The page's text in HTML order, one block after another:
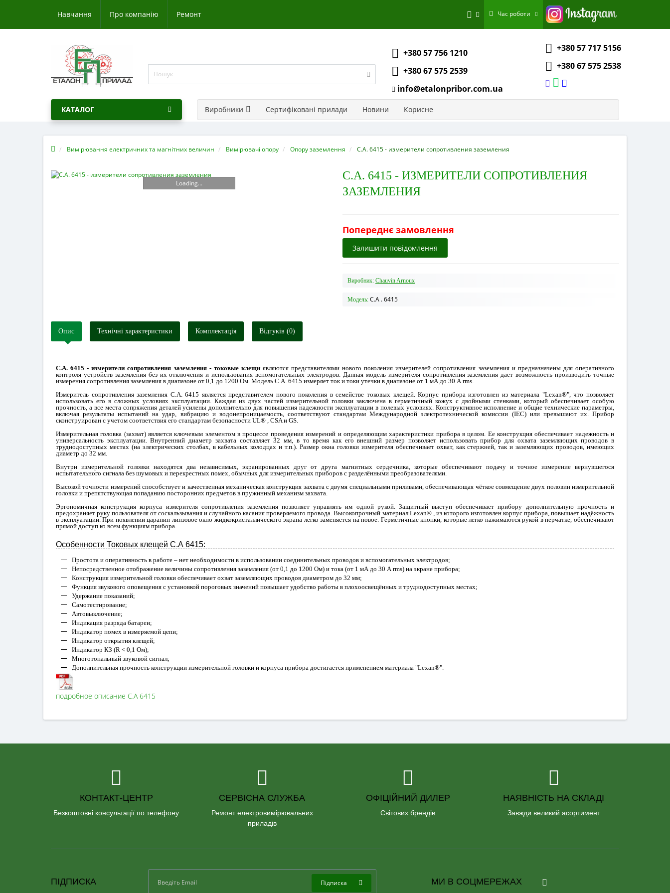
Навчання Про компанію Ремонт Час роботи
+380 57 756 1210
+380 67 575 2539
info@etalonpribor.com.ua
+380 57 717 5156
+380 67 575 2538
КАТАЛОГ Виробники Сертифіковані прилади Новини Корисне
Вимірювання електричних та магнітних величин Вимірювачі опору Опору заземлення С.А. 6415 - измерители сопротивления заземления
Loading...
С.А. 6415 - ИЗМЕРИТЕЛИ СОПРОТИВЛЕНИЯ
ЗАЗЕМЛЕНИЯ
Попереднє замовлення
Залишити повідомлення
Виробник: Chauvin Arnoux
Модель: C.A . 6415
Опис Технічні характеристики Комплектація Відгуків (0)
С.А. 6415 - измерители сопротивления заземления - токовые клещиявляются представителями нового поколения измерителей сопротивления заземления и предназначены для оперативного
контроля устройств заземления без их отключения и использования вспомогательных электродов. Данная модель измерителя сопротивления заземления дает возможность производить точные
измерения сопротивления заземления в диапазоне от 0,1 до 1200 Ом. Модель С.А. 6415 измеряет ток и токи утечки в диапазоне от 1 мА до 30 А rms.
Измеритель сопротивления заземления С.А. 6415 является представителем нового поколения в семействе токовых клещей. Корпус прибора изготовлен из материала "Lexan®", что позволяет
использовать его в сложных условиях эксплуатации. Каждая из двух частей измерительной головки заключена в герметичный кожух с двойными стенками, который обеспечивает особую
прочность, а все места сопряжения деталей усилены дополнительно для повышения надежности эксплуатации в полевых условиях. Конструктивное исполнение и общие технические параметры,
включая результаты испытаний на удар, вибрацию и водонепроницаемость, соответствуют стандартам Международной электротехнической комиссии (IEC) или превышают их. Прибор
сконструирован с учетом соответствия его стандартам безопасности UL® , CSA и GS.
Измерительная головка (захват) является ключевым элементом в процессе проведения измерений и определяющим характеристики прибора в целом. Ее конструкция обеспечивает надежность и
универсальность эксплуатации. Внутренний диаметр захвата составляет 32 мм, в то время как его внешний размер позволяет использовать прибор для охвата заземляющих проводов в
труднодоступных местах (на электрических столбах, в кабельных колодцах и т.п.). Размер окна головки измерителя обеспечивает охват, как стержней, так и заземляющих проводов, имеющих
диаметр до 32 мм.
Внутри измерительной головки находятся два независимых, экранированных друг от друга магнитных сердечника, которые обеспечивают подачу и точное измерение вернувшегося
испытательного сигнала без шумовых и перекрестных помех, обычных для измерительных приборов с разделёнными преобразователями.
Высокой точности измерений способствует и качественная механическая конструкция захвата с двумя специальными приливами, обеспечивающая чёткое совмещение двух половин измерительной
головки и препятствующая попаданию посторонних предметов в пружинный механизм захвата.
Эргономичная конструкция корпуса измерителя сопротивления заземления позволяет управлять им одной рукой. Защитный выступ обеспечивает прибору дополнительную прочность и
предохраняет руку пользователя от соскальзывания и случайного касания проверяемого провода. Высокопрочный материал Lexan® , из которого изготовлен корпус прибора, повышает надёжность
в эксплуатации. При появлении царапин линзовое окно жидкокристаллического экрана легко заменяется на новое. Герметичные кнопки, которые легко нажимаются рукой в перчатке, обеспечивают
прямой доступ ко всем функциям прибора.
Особенности Токовых клещей С.А 6415:
Простота и оперативность в работе – нет необходимости в использовании соединительных проводов и вспомогательных электродов;
Непосредственное отображение величины сопротивления заземления (от 0,1 до 1200 Ом) и тока (от 1 мА до 30 А rms) на экране прибора;
Конструкция измерительной головки обеспечивает охват заземляющих проводов диаметром до 32 мм;
Функция звукового оповещения с установкой пороговых значений повышает удобство работы в плохоосвещённых и труднодоступных местах;
Удержание показаний;
Самотестирование;
Автовыключение;
Индикация разряда батареи;
Индикатор помех в измеряемой цепи;
Индикатор открытия клещей;
Индикатор КЗ (R < 0,1 Ом);
Многотональный звуковой сигнал;
Дополнительная прочность конструкции измерительной головки и корпуса прибора достигается применением материала "Lexan®".
подробное описание C.A 6415
КОНТАКТ-ЦЕНТР
Безкоштовні консультації по телефону
СЕРВІСНА СЛУЖБА
Ремонт електровимірювальних
приладів
ОФІЦІЙНИЙ ДИЛЕР
Світових брендів
НАЯВНІСТЬ НА СКЛАДІ
Завжди великий асортимент
ПІДПИСКА Підписка МИ В СОЦМЕРЕЖАХ